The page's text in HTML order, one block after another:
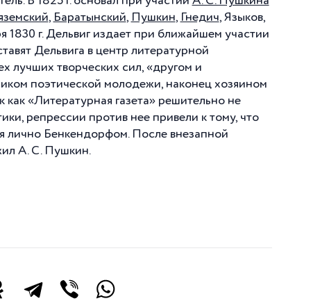
, Баратынский, Пушкин, Гнедич, Языков,
1830 г. Дельвиг издает при ближайшем участии
Дельвига в центр литературной
лучших творческих сил, «другом и
поэтической молодежи, наконец хозяином
как «Литературная газета» решительно не
репрессии против нее привели к тому, что
лично Бенкендорфом. После внезапной
А. С. Пушкин.